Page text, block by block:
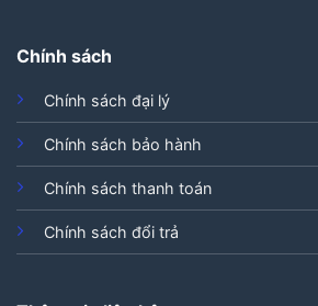
Chính sách
Chính sách đại lý
Chính sách bảo hành
Chính sách thanh toán
Chính sách đổi trả